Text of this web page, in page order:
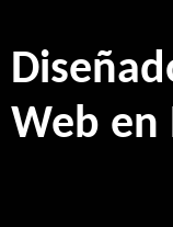
Web en